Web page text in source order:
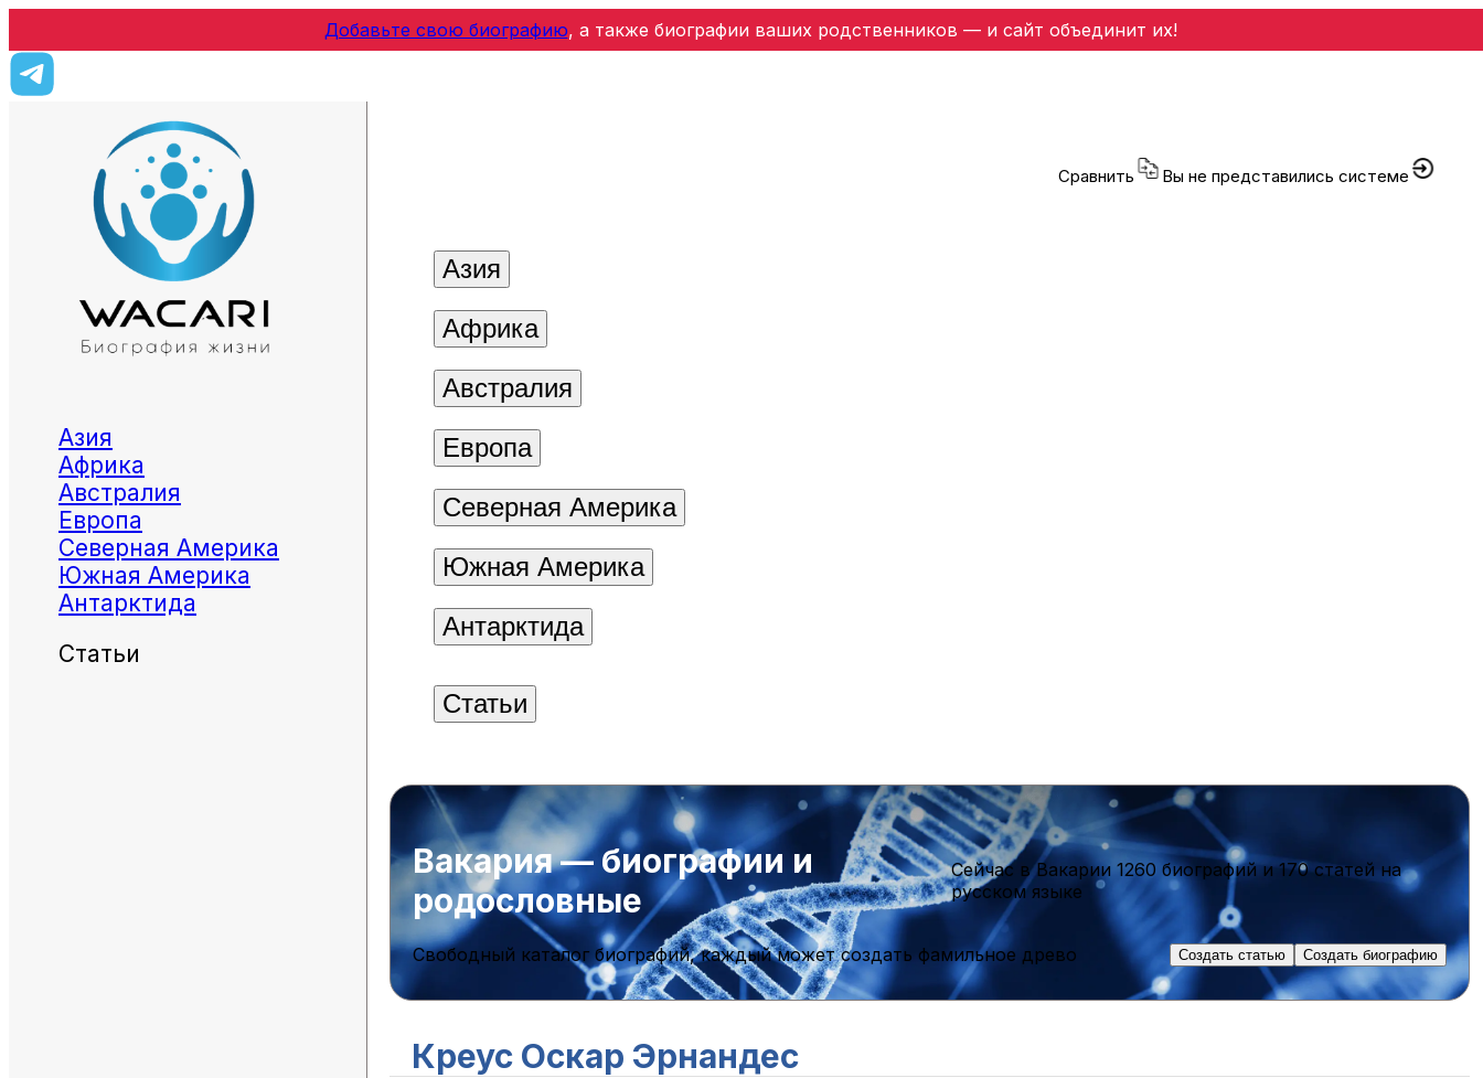
Добавьте свою биографию, а также биографии ваших родственников — и сайт объединит их!
Азия
Африка
Австралия
Европа
Северная Америка
Южная Америка
Антарктида
Статьи
Сравнить Вы не представились системе
Азия
Африка
Австралия
Европа
Северная Америка
Южная Америка
Антарктида
Статьи
Вакария — биографии и
родословные
Cейчас в Вакарии 1260 биографийи170 статейна
русском языке
Свободный каталог биографий, каждый может создать фамильное древо Создать статью Создать биографию
Креус Оскар Эрнандес